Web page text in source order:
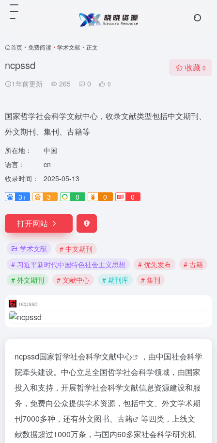
首页 • 免费阅读 • 学术文献 • 正文
ncpssd
1年前更新 265 0 0
收藏 0
国家哲学社会科学文献中心，收录文献类型包括中文期刊、
外文期刊、集刊、古籍等
所在地：
中国
语言：
cn
收录时间：
2025-05-13
3+
3- 0 0 0
打开网站
学术文献
# 中文期刊
# 习近平新时代中国特色社会主义思想
# 优先发布
# 古籍
# 外文期刊
# 文献中心 # 期刊库 # 集刊
ncpssd
ncpssd国家哲学社会科学文献中心
，由中国社会科学
院牵头建设。中心立足全国哲学社会科学领域，由国家
投入和支持，开展哲学社会科学文献信息资源建设和服
务，免费向公众提供学术资源，包括中文、外文学术期
刊7000多种，还有外文图书、 古籍
等四类，上线文
献数据超过1000万条，与国内60多家社会科学研究机